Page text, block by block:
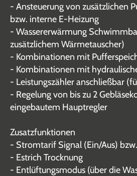
- Ansteuerung von zusätzlichen
bzw. interne E-Heizung
- Wassererwärmung
zusätzlichem Wärmetauscher)
- Kombinationen mit
- Kombinationen mit
- Leistungszähler anschließbar
- Regelung von bis zu 2
eingebautem Hauptregler
Zusatzfunktionen
- Stromtarif Signal (Ein/Aus)
- Estrich Trocknung
- Entlüftungsmodus (über die